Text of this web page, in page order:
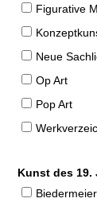
Figurative
Neue
Op Art
Pop Art
Kunst des 19.
Biedermeier